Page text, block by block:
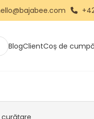
BlogClientCoș de